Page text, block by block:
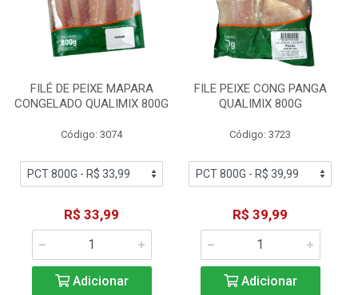
FILÉ DE PEIXE MAPARA
CONGELADO QUALIMIX 800G
Código: 3074
R$ 33,99
Adicionar
FILE PEIXE CONG PANGA
QUALIMIX 800G
Código: 3723
R$ 39,99
Adicionar